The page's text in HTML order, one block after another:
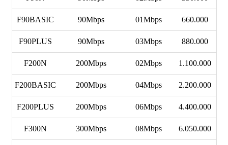
F90BASIC 90Mbps 01Mbps 660.000
F90PLUS 90Mbps 03Mbps 880.000
F200N 200Mbps 02Mbps 1.100.000
F200BASIC 200Mbps 04Mbps 2.200.000
F200PLUS 200Mbps 06Mbps 4.400.000
F300N 300Mbps 08Mbps 6.050.000